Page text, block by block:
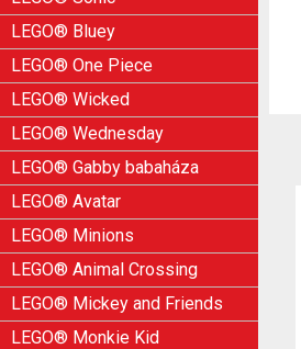
LEGO® Bluey
LEGO® One Piece
LEGO® Wicked
LEGO® Wednesday
LEGO® Gabby babaháza
LEGO® Avatar
LEGO® Minions
LEGO® Animal Crossing
LEGO® Mickey and Friends
LEGO® Monkie Kid